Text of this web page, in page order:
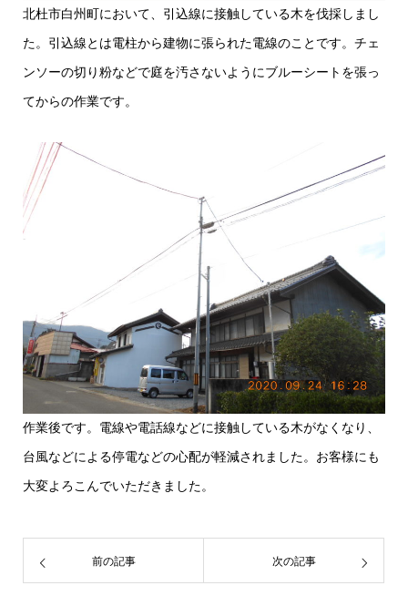
北杜市白州町において、引込線に接触している木を伐採しまし
た。引込線とは電柱から建物に張られた電線のことです。チェ
ンソーの切り粉などで庭を汚さないようにブルーシートを張っ
てからの作業です。
作業後です。電線や電話線などに接触している木がなくなり、
台風などによる停電などの心配が軽減されました。お客様にも
大変よろこんでいただきました。
前の記事 次の記事